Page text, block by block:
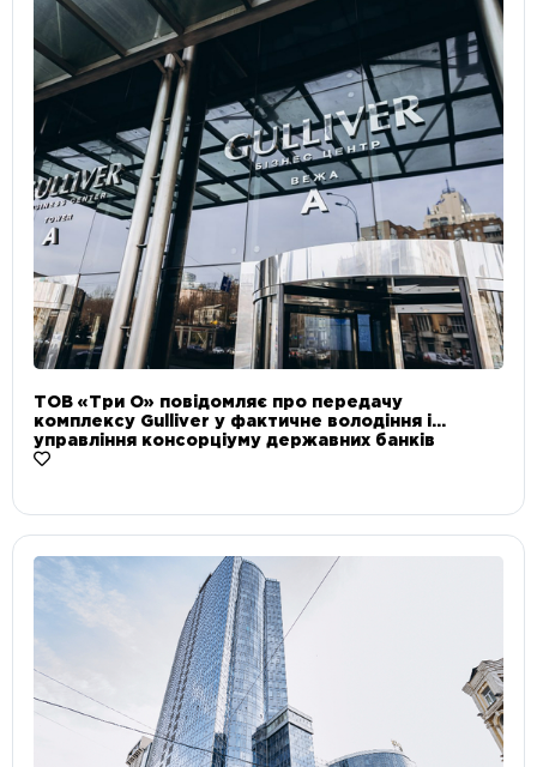
ТОВ «Три О» повідомляє про передачу
комплексу Gulliver у фактичне володіння і
управління консорціуму державних банків